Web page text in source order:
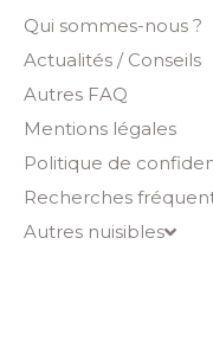
Qui sommes-nous ?
Actualités / Conseils
Autres FAQ
Mentions légales
Politique de
Recherches
Autres nuisibles